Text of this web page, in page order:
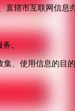
辖市互联网信息
。
、使用信息的目